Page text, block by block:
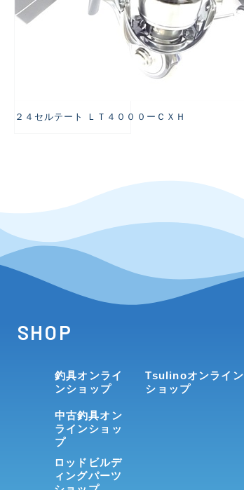
２４セルテート ＬＴ４０００ーＣＸＨ
SHOP
釣具オンライ
ンショップ
中古釣具オン
ラインショッ
プ
ロッドビルデ
ィングパーツ
Tsulinoオンライン
ショップ